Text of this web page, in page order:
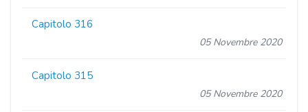
Capitolo 316
05 Novembre 2020
Capitolo 315
05 Novembre 2020